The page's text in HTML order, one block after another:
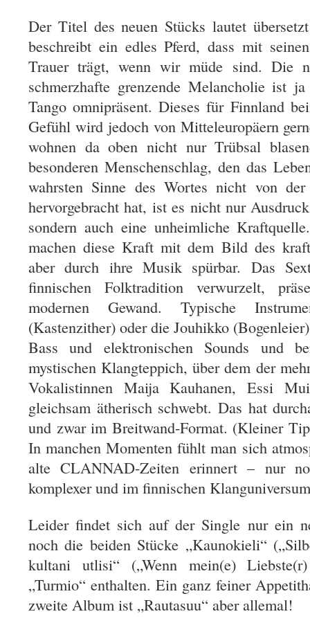
Der Titel des neuen Stücks lautet
beschreibt ein edles Pferd, dass mit
Trauer trägt, wenn wir müde sind. Die
schmerzhafte grenzende Melancholie ist
Tango omnipräsent. Dieses für Finnland
Gefühl wird jedoch von Mitteleuropäern
wohnen da oben nicht nur Trübsal
besonderen Menschenschlag, den das
wahrsten Sinne des Wortes nicht von
hervorgebracht hat, ist es nicht nur
sondern auch eine unheimliche
machen diese Kraft mit dem Bild des
aber durch ihre Musik spürbar. Das
finnischen Folktradition verwurzelt,
modernen Gewand. Typische
(Kastenzither) oder die Jouhikko
Bass und elektronischen Sounds und
mystischen Klangteppich, über dem der
Vokalistinnen Maija Kauhanen, Essi
gleichsam ätherisch schwebt. Das hat
und zwar im Breitwand-Format. (Kleiner
In manchen Momenten fühlt man sich
alte CLANNAD-Zeiten erinnert – nur
komplexer und im finnischen
Leider findet sich auf der Single nur ein
noch die beiden Stücke „Kaunokieli“
kultani utlisi“ („Wenn mein(e)
„Turmio“ enthalten. Ein ganz feiner
zweite Album ist „Rautasuu“ aber allemal!